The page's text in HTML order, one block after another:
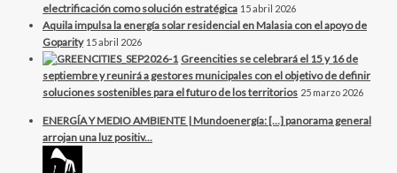
electrificación como solución estratégica 15 abril 2026
Aquila impulsa la energía solar residencial en Malasia con el apoyo de
Goparity 15 abril 2026
Greencities se celebrará el 15 y 16 de
septiembre y reunirá a gestores municipales con el objetivo de definir
soluciones sostenibles para el futuro de los territorios 25 marzo 2026
ENERGÍA Y MEDIO AMBIENTE | Mundoenergía: […] panorama general
arrojan una luz positiv...